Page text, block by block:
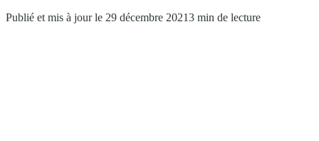
Publié et mis à jour le 29 décembre 20213 min de lecture